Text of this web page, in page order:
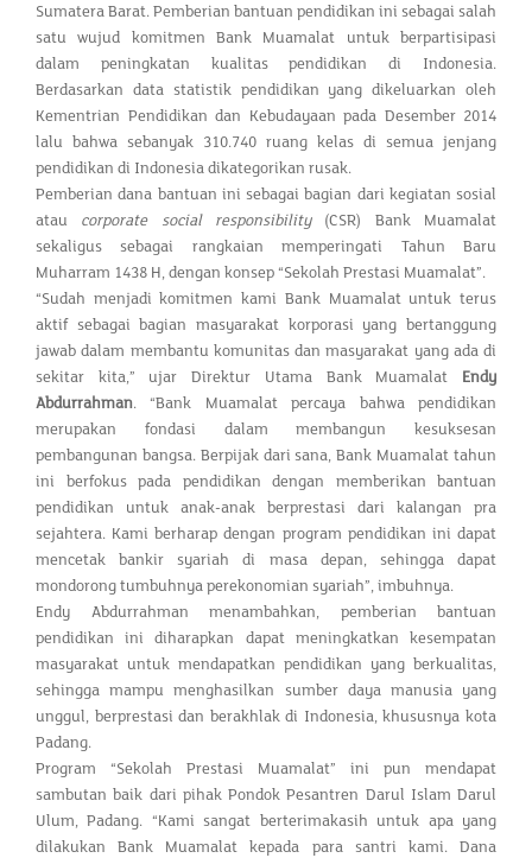
Sumatera Barat. Pemberian bantuan pendidikan ini sebagai salah
satu wujud komitmen Bank Muamalat untuk berpartisipasi
dalam peningkatan kualitas pendidikan di Indonesia.
Berdasarkan data statistik pendidikan yang dikeluarkan oleh
Kementrian Pendidikan dan Kebudayaan pada Desember 2014
lalu bahwa sebanyak 310.740 ruang kelas di semua jenjang
pendidikan di Indonesia dikategorikan rusak.
Pemberian dana bantuan ini sebagai bagian dari kegiatan sosial
atau corporate social responsibility (CSR) Bank Muamalat
sekaligus sebagai rangkaian memperingati Tahun Baru
Muharram 1438 H, dengan konsep “Sekolah Prestasi Muamalat”.
“Sudah menjadi komitmen kami Bank Muamalat untuk terus
aktif sebagai bagian masyarakat korporasi yang bertanggung
jawab dalam membantu komunitas dan masyarakat yang ada di
sekitar kita,” ujar Direktur Utama Bank Muamalat Endy
Abdurrahman. “Bank Muamalat percaya bahwa pendidikan
merupakan fondasi dalam membangun kesuksesan
pembangunan bangsa. Berpijak dari sana, Bank Muamalat tahun
ini berfokus pada pendidikan dengan memberikan bantuan
pendidikan untuk anak-anak berprestasi dari kalangan pra
sejahtera. Kami berharap dengan program pendidikan ini dapat
mencetak bankir syariah di masa depan, sehingga dapat
mondorong tumbuhnya perekonomian syariah”, imbuhnya.
Endy Abdurrahman menambahkan, pemberian bantuan
pendidikan ini diharapkan dapat meningkatkan kesempatan
masyarakat untuk mendapatkan pendidikan yang berkualitas,
sehingga mampu menghasilkan sumber daya manusia yang
unggul, berprestasi dan berakhlak di Indonesia, khususnya kota
Padang.
Program “Sekolah Prestasi Muamalat” ini pun mendapat
sambutan baik dari pihak Pondok Pesantren Darul Islam Darul
Ulum, Padang. “Kami sangat berterimakasih untuk apa yang
dilakukan Bank Muamalat kepada para santri kami. Dana